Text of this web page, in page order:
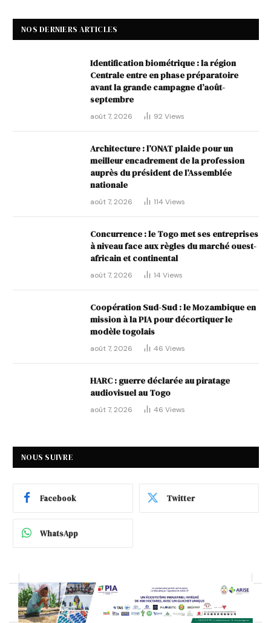
NOS DERNIERS ARTICLES
Identification biométrique : la région
Centrale entre en phase préparatoire
avant la grande campagne d’août-
septembre
août 7, 2026 92 Views
Architecture : l’ONAT plaide pour un
meilleur encadrement de la profession
auprès du président de l’Assemblée
nationale
août 7, 2026 114 Views
Concurrence : le Togo met ses entreprises
à niveau face aux règles du marché ouest-
africain et continental
août 7, 2026 14 Views
Coopération Sud-Sud : le Mozambique en
mission à la PIA pour décortiquer le
modèle togolais
août 7, 2026 46 Views
HARC : guerre déclarée au piratage
audiovisuel au Togo
août 7, 2026 46 Views
NOUS SUIVRE
Facebook Twitter
WhatsApp